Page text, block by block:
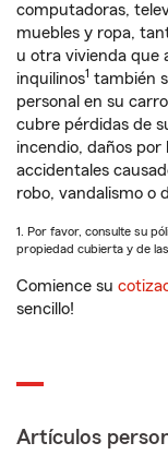
computadoras,
muebles y ropa,
u otra vivienda que
inquilinos1 también
personal en su
cubre pérdidas de
incendio, daños
accidentales
robo, vandalismo o
1. Por favor, consulte su
propiedad cubierta y de
Comience su
sencillo!
Artículos